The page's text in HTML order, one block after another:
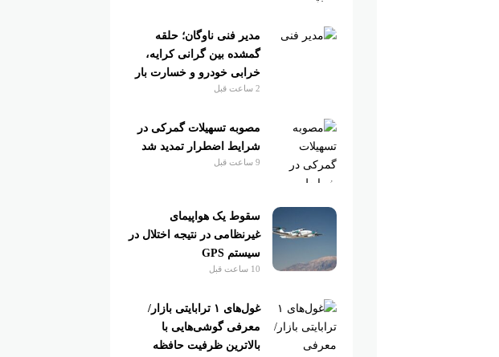
مدیر فنی ناوگان؛ حلقه
گمشده بین گرانی کرایه،
خرابی خودرو و خسارت بار
2 ساعت قبل
مصوبه تسهیلات گمرکی در
شرایط اضطرار تمدید شد
9 ساعت قبل
سقوط یک هواپیمای
غیرنظامی در نتیجه اختلال در
سیستم‌ GPS
10 ساعت قبل
غول‌های ۱ ترابایتی بازار/
معرفی گوشی‌هایی با
بالاترین ظرفیت حافظه